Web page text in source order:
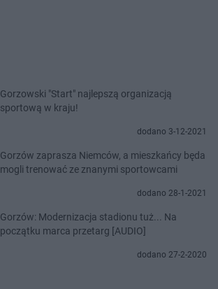
Gorzowski "Start" najlepszą organizacją
sportową w kraju!
dodano 3-12-2021
Gorzów zaprasza Niemców, a mieszkańcy będa
mogli trenować ze znanymi sportowcami
dodano 28-1-2021
Gorzów: Modernizacja stadionu tuż... Na
początku marca przetarg [AUDIO]
dodano 27-2-2020